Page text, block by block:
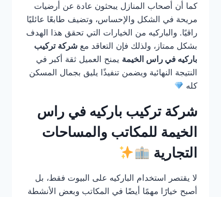
كما أن أصحاب المنازل يبحثون عادة عن أرضيات
مريحة في الشكل والإحساس، وتضيف طابعًا عائليًا
راقيًا. والباركيه من الخيارات التي تحقق هذا الهدف
بشكل ممتاز، ولذلك فإن التعاقد مع شركة تركيب
باركيه في راس الخيمة يمنح العميل ثقة أكبر في
النتيجة النهائية ويضمن تنفيذًا يليق بجمال المسكن
كله
شركة تركيب باركيه في راس
الخيمة للمكاتب والمساحات
التجارية
لا يقتصر استخدام الباركيه على البيوت فقط، بل
أصبح خيارًا مهمًا أيضًا في المكاتب وبعض الأنشطة